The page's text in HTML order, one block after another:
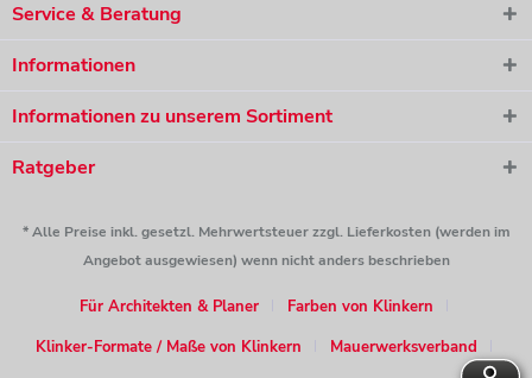
Service & Beratung
Informationen
Informationen zu unserem Sortiment
Ratgeber
* Alle Preise inkl. gesetzl. Mehrwertsteuer zzgl. Lieferkosten (werden im
Angebot ausgewiesen) wenn nicht anders beschrieben
Für Architekten & Planer
Farben von Klinkern
Klinker-Formate / Maße von Klinkern
Mauerwerksverband